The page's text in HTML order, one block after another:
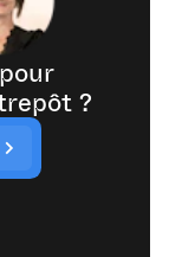
?